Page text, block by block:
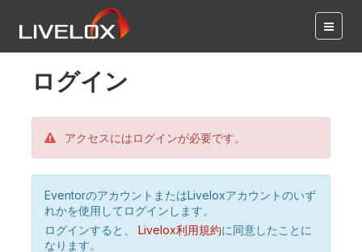
ログイン
アクセスにはログインが必要です。
EventorのアカウントまたはLiveloxアカウントのいず
れかを使用してログインします。
ログインすると、
Livelox利用規約に同意したことに
なります。